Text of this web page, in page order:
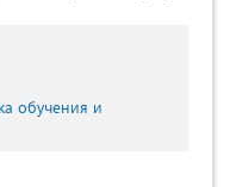
обучения и